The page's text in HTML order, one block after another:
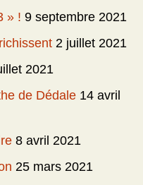
» ! 9 septembre 2021
2 juillet 2021
2021
de Dédale 14 avril
8 avril 2021
25 mars 2021